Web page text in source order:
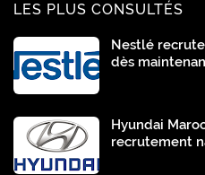
LES PLUS CONSULTÉS
Nestlé
dès
Hyundai
recrutement